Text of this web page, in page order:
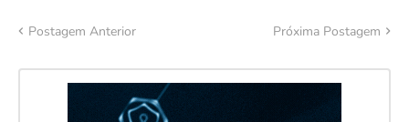
Postagem Anterior Próxima Postagem